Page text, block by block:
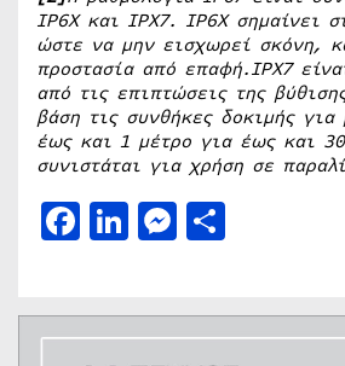
IP6X και IPX7. IP6X σημαίνει
ώστε να μην εισχωρεί σκόνη,
προστασία από επαφή.IPX7
από τις επιπτώσεις της
βάση τις συνθήκες δοκιμής
έως και 1 μέτρο για έως και
συνιστάται για χρήση σε
Facebook
LinkedIn
Messenger